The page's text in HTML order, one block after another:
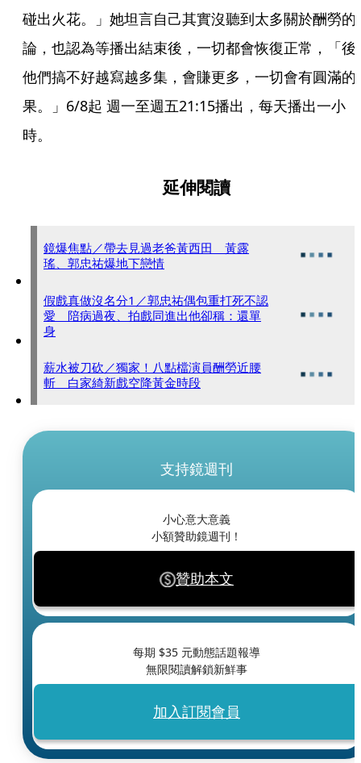
碰出火花。」她坦言自己其實沒聽到太多關於酬勞的
論，也認為等播出結束後，一切都會恢復正常，「後
他們搞不好越寫越多集，會賺更多，一切會有圓滿的
果。」6/8起 週一至週五21:15播出，每天播出一小
時。
延伸閱讀
鏡爆焦點／帶去見過老爸黃西田 黃露
瑤、郭忠祐爆地下戀情
假戲真做沒名分1／郭忠祐偶包重打死不認
愛 陪病過夜、拍戲同進出他卻稱：還單
身
薪水被刀砍／獨家！八點檔演員酬勞近腰
斬 白家綺新戲空降黃金時段
支持鏡週刊
小心意大意義
小額贊助鏡週刊！
贊助本文
每期 $35 元動態話題報導
無限閱讀解鎖新鮮事
加入訂閱會員